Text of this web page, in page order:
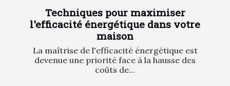
Techniques pour maximiser
l'efficacité énergétique dans votre
maison
La maîtrise de l'efficacité énergétique est
devenue une priorité face à la hausse des
coûts de...